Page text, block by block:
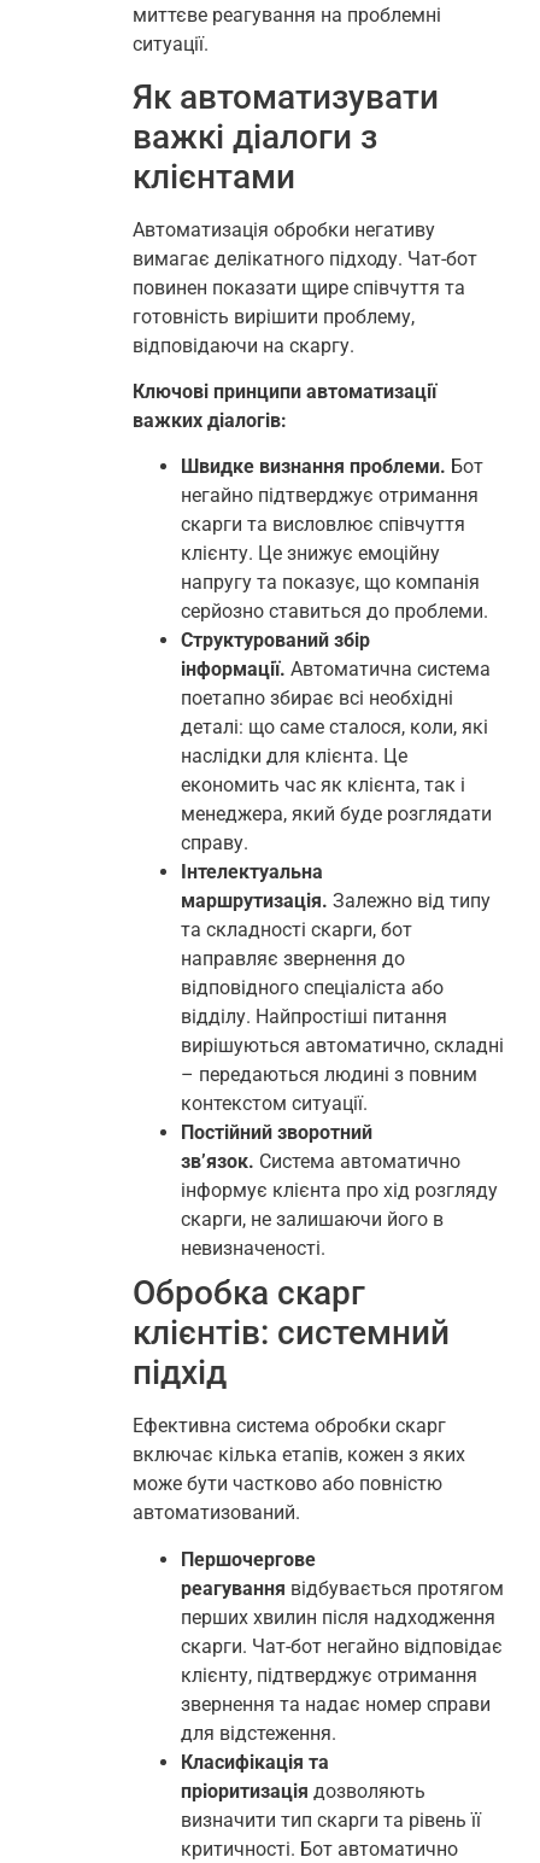
миттєве реагування на проблемні
ситуації.
Як автоматизувати
важкі діалоги з
клієнтами
Автоматизація обробки негативу
вимагає делікатного підходу. Чат-бот
повинен показати щире співчуття та
готовність вирішити проблему,
відповідаючи на скаргу.
Ключові принципи автоматизації
важких діалогів:
Швидке визнання проблеми. Бот
негайно підтверджує отримання
скарги та висловлює співчуття
клієнту. Це знижує емоційну
напругу та показує, що компанія
серйозно ставиться до проблеми.
Структурований збір
інформації. Автоматична система
поетапно збирає всі необхідні
деталі: що саме сталося, коли, які
наслідки для клієнта. Це
економить час як клієнта, так і
менеджера, який буде розглядати
справу.
Інтелектуальна
маршрутизація. Залежно від типу
та складності скарги, бот
направляє звернення до
відповідного спеціаліста або
відділу. Найпростіші питання
вирішуються автоматично, складні
– передаються людині з повним
контекстом ситуації.
Постійний зворотний
зв’язок. Система автоматично
інформує клієнта про хід розгляду
скарги, не залишаючи його в
невизначеності.
Обробка скарг
клієнтів: системний
підхід
Ефективна система обробки скарг
включає кілька етапів, кожен з яких
може бути частково або повністю
автоматизований.
Першочергове
реагування відбувається протягом
перших хвилин після надходження
скарги. Чат-бот негайно відповідає
клієнту, підтверджує отримання
звернення та надає номер справи
для відстеження.
Класифікація та
пріоритизація дозволяють
визначити тип скарги та рівень її
критичності. Бот автоматично